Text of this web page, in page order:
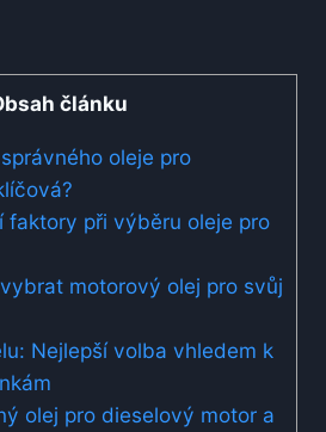
článku
oleje pro
faktory při výběru oleje pro
motorový olej pro svůj
Nejlepší volba vhledem k
olej pro dieselový motor a